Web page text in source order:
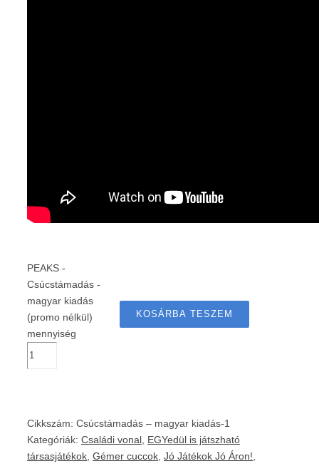
PEAKS -
Csúcstámadás -
magyar kiadás
(promo nélkül)
mennyiség
KOSÁRBA TESZEM
Cikkszám: Csúcstámadás – magyar kiadás-1
Kategóriák: Családi vonal EGYedül is játszható
társasjátékok Gémer cuccok Jó Játékok Jó Áron!